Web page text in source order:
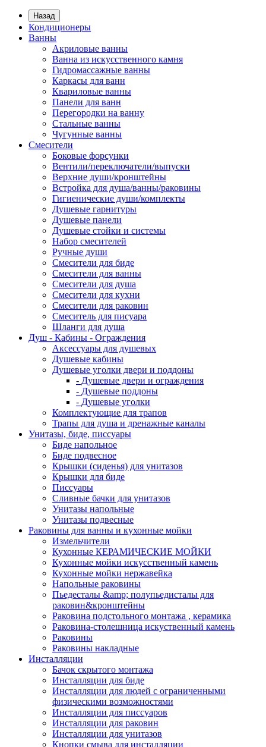
Назад
Кондиционеры
Ванны
Акриловые ванны
Ванна из искусственного камня
Гидромассажные ванны
Каркасы для ванн
Квариловые ванны
Панели для ванн
Перегородки на ванну
Стальные ванны
Чугунные ванны
Смесители
Боковые форсунки
Вентили/переключатели/выпуски
Верхние души/кронштейны
Встройка для душа/ванны/раковины
Гигиенические души/комплекты
Душевые гарнитуры
Душевые панели
Душевые стойки и системы
Набор смесителей
Ручные души
Смесители для биде
Смесители для ванны
Смесители для душа
Смесители для кухни
Смесители для раковин
Смеситель для писуара
Шланги для душа
Душ - Кабины - Ограждения
Аксессуары для душевых
Душевые кабины
Душевые уголки двери и поддоны
- Душевые двери и ограждения
- Душевые поддоны
- Душевые уголки
Комплектующие для трапов
Трапы для душа и дренажные каналы
Унитазы, биде, писсуары
Биде напольное
Биде подвесное
Крышки (сиденья) для унитазов
Крышки для биде
Писсуары
Сливные бачки для унитазов
Унитазы напольные
Унитазы подвесные
Раковины для ванны и кухонные мойки
Измельчители
Кухонные КЕРАМИЧЕСКИЕ МОЙКИ
Кухонные мойки искусственный камень
Кухонные мойки нержавейка
Напольные раковины
Пьедесталы &amp; полупьедисталы для
раковин&кронштейны
Раковина подстольного монтажа , керамика
Раковина-столешница искуственный камень
Раковины
Раковины накладные
Инсталляции
Бачок скрытого монтажа
Инсталляции для биде
Инсталляции для людей с ограниченными
физическими возможностями
Инсталляции для писсуаров
Инсталляции для раковин
Инсталляции для унитазов
Кнопки смыва для инсталляции